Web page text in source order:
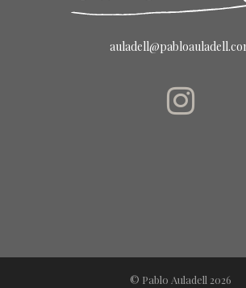
© Pablo Auladell 2026